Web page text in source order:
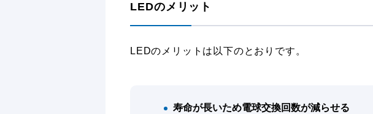
LEDのメリット
LEDのメリットは以下のとおりです。
寿命が長いため電球交換回数が減らせる